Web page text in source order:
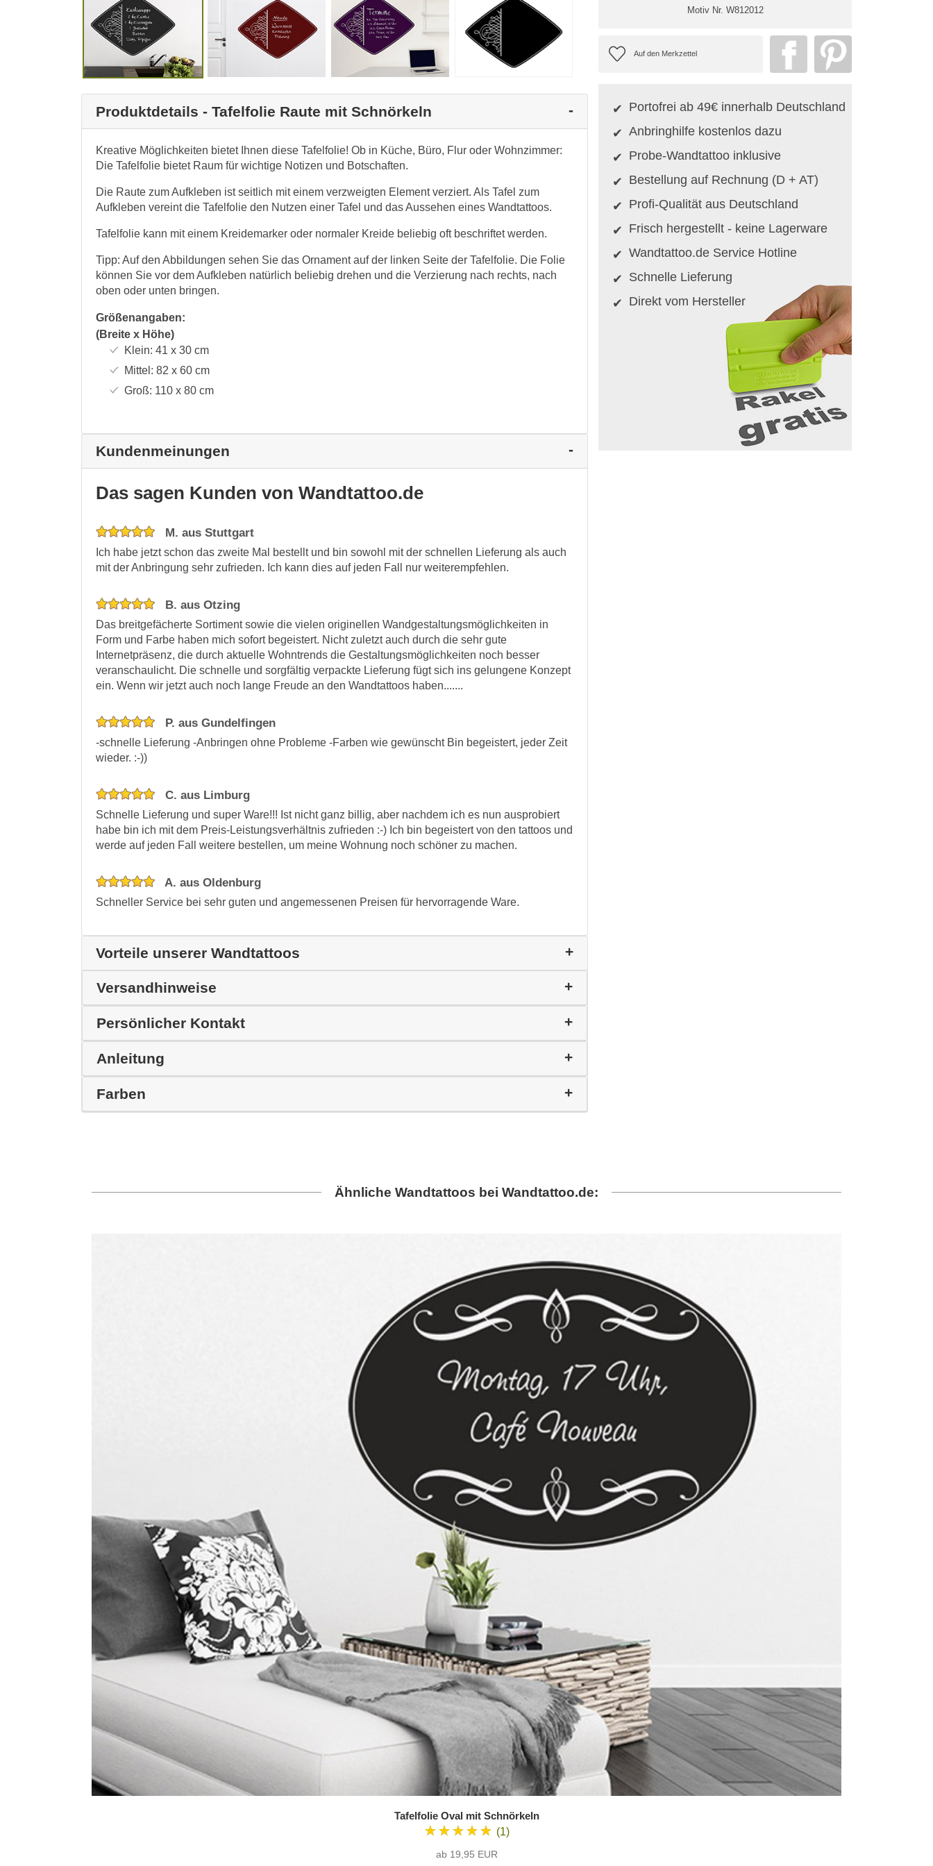
Produktdetails - Tafelfolie Raute mit Schnörkeln
Kreative Möglichkeiten bietet Ihnen diese Tafelfolie! Ob in Küche, Büro, Flur oder Wohnzimmer:
Die Tafelfolie bietet Raum für wichtige Notizen und Botschaften.
Die Raute zum Aufkleben ist seitlich mit einem verzweigten Element verziert. Als Tafel zum
Aufkleben vereint die Tafelfolie den Nutzen einer Tafel und das Aussehen eines Wandtattoos.
Tafelfolie kann mit einem Kreidemarker oder normaler Kreide beliebig oft beschriftet werden.
Tipp: Auf den Abbildungen sehen Sie das Ornament auf der linken Seite der Tafelfolie. Die Folie
können Sie vor dem Aufkleben natürlich beliebig drehen und die Verzierung nach rechts, nach
oben oder unten bringen.
Größenangaben:
(Breite x Höhe)
Klein: 41 x 30cm
Mittel: 82 x 60cm
Groß: 110 x 80cm
Kundenmeinungen
Das sagen Kunden von Wandtattoo.de
M. aus Stuttgart
Ich habe jetzt schon das zweite Mal bestellt und bin sowohl mit der schnellen Lieferung als auch
mit der Anbringung sehr zufrieden. Ich kann dies auf jeden Fall nur weiterempfehlen.
B. aus Otzing
Das breitgefächerte Sortiment sowie die vielen originellen Wandgestaltungsmöglichkeiten in
Form und Farbe haben mich sofort begeistert. Nicht zuletzt auch durch die sehr gute
Internetpräsenz, die durch aktuelle Wohntrends die Gestaltungsmöglichkeiten noch besser
veranschaulicht. Die schnelle und sorgfältig verpackte Lieferung fügt sich ins gelungene Konzept
ein. Wenn wir jetzt auch noch lange Freude an den Wandtattoos haben.......
P. aus Gundelfingen
-schnelle Lieferung -Anbringen ohne Probleme -Farben wie gewünscht Bin begeistert, jeder Zeit
wieder. :-))
C. aus Limburg
Schnelle Lieferung und super Ware!!! Ist nicht ganz billig, aber nachdem ich es nun ausprobiert
habe bin ich mit dem Preis-Leistungsverhältnis zufrieden :-) Ich bin begeistert von den tattoos und
werde auf jeden Fall weitere bestellen, um meine Wohnung noch schöner zu machen.
A. aus Oldenburg
Schneller Service bei sehr guten und angemessenen Preisen für hervorragende Ware.
Vorteile unserer Wandtattoos
Versandhinweise
Persönlicher Kontakt
Anleitung
Farben
Motiv Nr. W812012
Portofrei ab 49€ innerhalb Deutschland
Anbringhilfe kostenlos dazu
Probe-Wandtattoo inklusive
Bestellung auf Rechnung (D + AT)
Profi-Qualität aus Deutschland
Frisch hergestellt - keine Lagerware
Wandtattoo.de Service Hotline
Schnelle Lieferung
Direkt vom Hersteller
Ähnliche Wandtattoos bei Wandtattoo.de:
Tafelfolie Oval mit Schnörkeln
★★★★★ (1)
ab 19,95 EUR